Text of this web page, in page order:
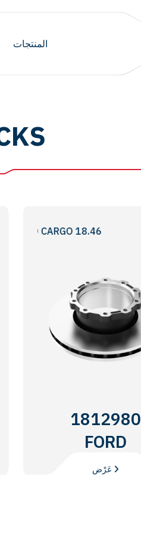
المنتجات
- ABS Lİ / WTIH ABS
FORD CARGO 18.46
1812980
FORD
TRUCKS